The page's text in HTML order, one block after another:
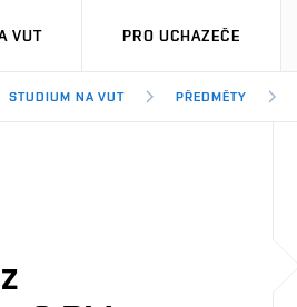
VUT PRO UCHAZEČE
STUDIUM NA VUT PŘEDMĚTY